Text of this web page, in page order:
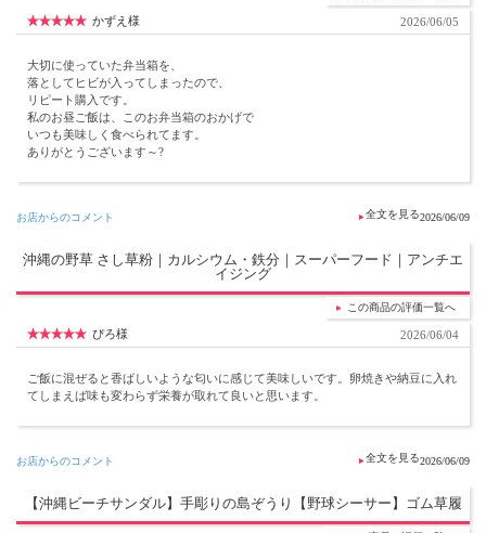
かずえ様 2026/06/05
大切に使っていた弁当箱を、
落としてヒビが入ってしまったので、
リピート購入です。
私のお昼ご飯は、このお弁当箱のおかげで
いつも美味しく食べられてます。
ありがとうございます～?
お店からのコメント 2026/06/09
沖縄の野草 さし草粉｜カルシウム・鉄分｜スーパーフード｜アンチエ
イジング
この商品の評価一覧へ
ぴろ様 2026/06/04
ご飯に混ぜると香ばしいような匂いに感じて美味しいです。卵焼きや納豆に入れ
てしまえば味も変わらず栄養が取れて良いと思います。
お店からのコメント 2026/06/09
【沖縄ビーチサンダル】手彫りの島ぞうり【野球シーサー】ゴム草履